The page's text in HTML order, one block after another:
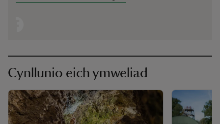
Cynllunio eich ymweliad